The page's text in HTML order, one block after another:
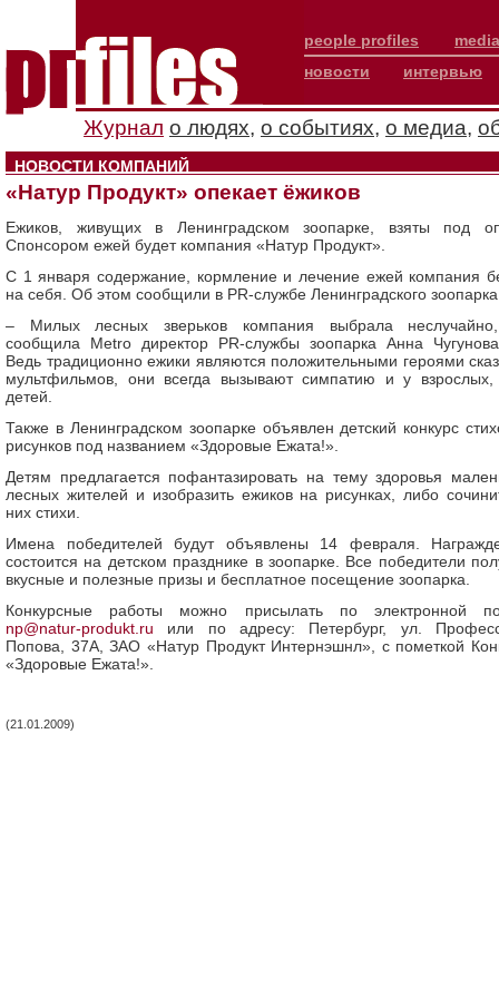
people profiles
новости
интервью
Журнал о людях, о событиях, о медиа,
НОВОСТИ КОМПАНИЙ
«Натур Продукт» опекает ёжиков
Ежиков, живущих в Ленинградском зоопарке, взяты под
Спонсором ежей будет компания «Натур Продукт».
С 1 января содержание, кормление и лечение ежей компания
на себя. Об этом сообщили в PR-службе Ленинградского
– Милых лесных зверьков компания выбрала
сообщила Metro директор PR-службы зоопарка Анна
Ведь традиционно ежики являются положительными героями
мультфильмов, они всегда вызывают симпатию и у
детей.
Также в Ленинградском зоопарке объявлен детский конкурс
рисунков под названием «Здоровые Ежата!».
Детям предлагается пофантазировать на тему здоровья
лесных жителей и изобразить ежиков на рисунках, либо
них стихи.
Имена победителей будут объявлены 14 февраля.
состоится на детском празднике в зоопарке. Все победители
вкусные и полезные призы и бесплатное посещение зоопарка.
Конкурсные работы можно присылать по электронной
np@natur-produkt.ru или по адресу: Петербург, ул.
Попова, 37А, ЗАО «Натур Продукт Интернэшнл», с пометкой
«Здоровые Ежата!».
(21.01.2009)